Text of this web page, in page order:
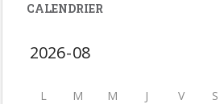
CALENDRIER
L M M J V S